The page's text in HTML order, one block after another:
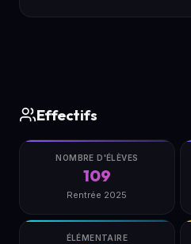
Effectifs
NOMBRE D'ÉLÈVES
109
Rentrée 2025
ÉLÉMENTAIRE